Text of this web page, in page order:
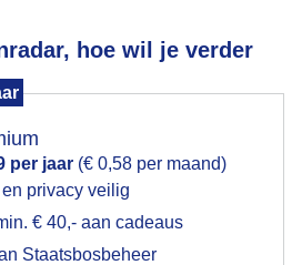
hoe wil je verder
per jaar (€ 0,58 per maand)
privacy veilig
€ 40,- aan cadeaus
Staatsbosbeheer
gebruiken voor het
akkoord op hebt gegeven,
pop-up uit je browser waarin